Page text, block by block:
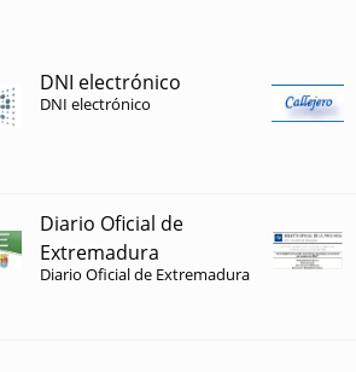
DNI electrónico
DNI electrónico
Diario Oficial de
Extremadura
Diario Oficial de Extremadura